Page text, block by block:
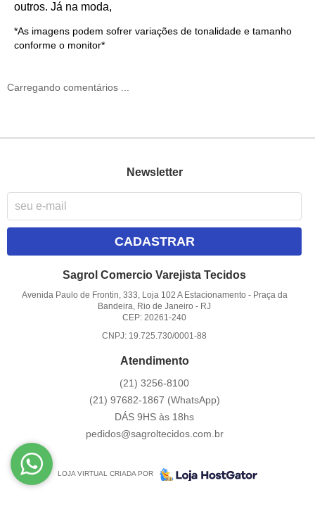
outros. Já na moda,
*As imagens podem sofrer variações de tonalidade e tamanho
conforme o monitor*
Carregando comentários ...
Newsletter
CADASTRAR
Sagrol Comercio Varejista Tecidos
Avenida Paulo de Frontin, 333, Loja 102 A Estacionamento - Praça da
Bandeira, Rio de Janeiro - RJ
CEP: 20261-240
CNPJ: 19.725.730/0001-88
Atendimento
(21) 3256-8100
(21) 97682-1867 (WhatsApp)
DÁS 9HS às 18hs
pedidos@sagroltecidos.com.br
LOJA VIRTUAL CRIADA POR